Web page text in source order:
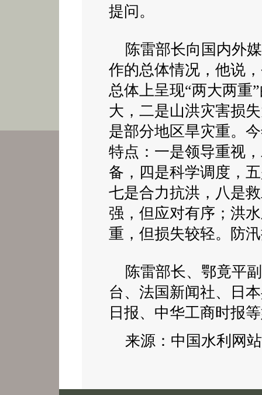
提问。
陈雷部长向国内外
作的总体情况，他说
总体上呈现“两大两重
大，二是山洪灾害损
是部分地区旱灾重。
特点：一是领导重视
备，四是科学调度，
七是合力抗洪，八是
强，但应对有序；洪
重，但损失较轻。防
陈雷部长、鄂竟平
台、法国新闻社、日
日报、中华工商时报
来源：中国水利网站